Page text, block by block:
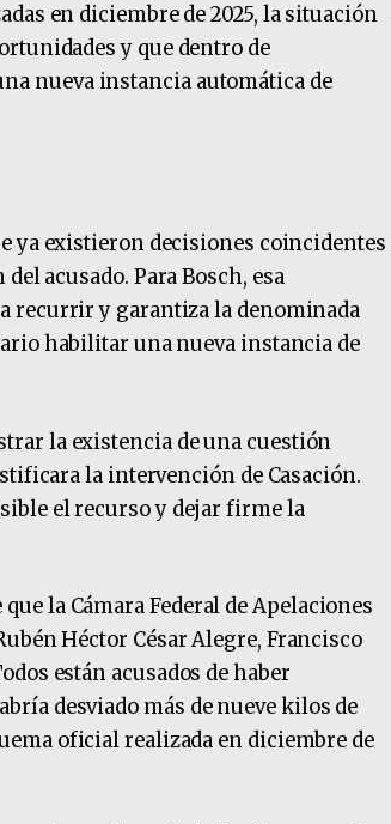
en diciembre de 2025, la situación
y que dentro de
nueva instancia automática de
ya existieron decisiones coincidentes
acusado. Para Bosch, esa
recurrir y garantiza la denominada
habilitar una nueva instancia de
la existencia de una cuestión
la intervención de Casación.
el recurso y dejar firme la
la Cámara Federal de Apelaciones
Héctor César Alegre, Francisco
están acusados de haber
desviado más de nueve kilos de
oficial realizada en diciembre de